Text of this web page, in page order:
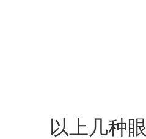
以上几种眼